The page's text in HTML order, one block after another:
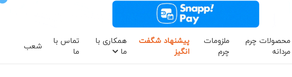
محصولات چرم
مردانه
ملزومات
چرم
پیشنهاد شگفت
انگیز
همکاری با
ما
تماس با
ما
شعب